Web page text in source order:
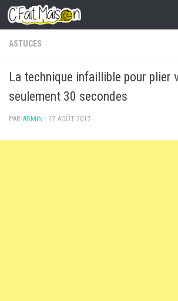
Skip to content
ASTUCES
La technique infaillible pour plier
seulement 30 secondes
PAR ADMIN · 17 AOÛT 2017